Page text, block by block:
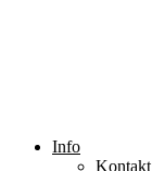
Info
Kontakt